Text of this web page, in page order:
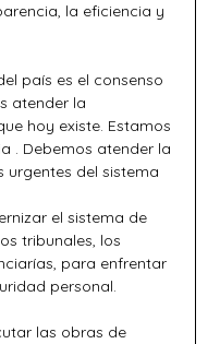
la eficiencia y
país es el consenso
atender la
hoy existe. Estamos
. Debemos atender la
urgentes del sistema
el sistema de
tribunales, los
para enfrentar
personal.
las obras de